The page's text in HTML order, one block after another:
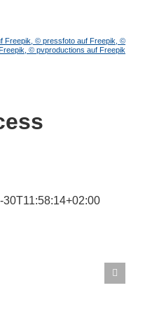
Freepik,© pressfoto auf Freepik,©
© pvproductions auf Freepik
30T11:58:14+02:00
der SAP-basierten E-
Lösung (ZUGFeRD &